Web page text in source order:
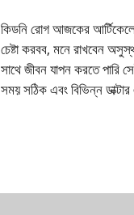
কিডনি রোগ আজকের
চেষ্টা করবব, মনে রাখবেন
সাথে জীবন যাপন করতে পারি
সময় সঠিক এবং বিভিন্ন ডাক্টার